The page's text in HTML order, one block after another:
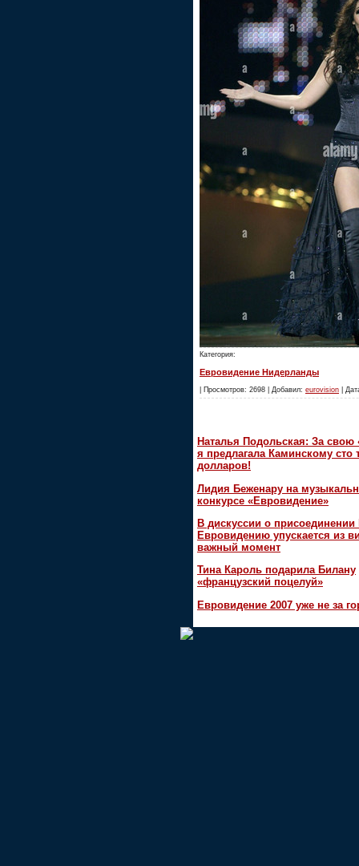
Категория:
Евровидение Нидерланды
| Просмотров: 2698 | Добавил: eurovision |
Наталья Подольская: За свою
я предлагала Каминскому сто
долларов!
Лидия Беженару на
конкурсе «Евровидение»
В дискуссии о
Евровидению упускается из
важный момент
Тина Кароль подарила Билану
«французский поцелуй»
Евровидение 2007 уже не за